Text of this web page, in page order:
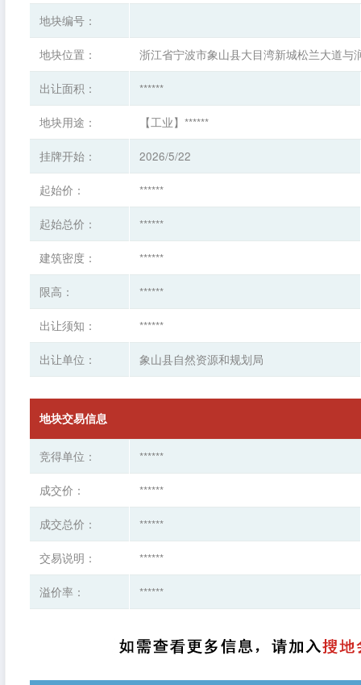
地块编号：
地块位置： 浙江省宁波市象山县大目湾新城松兰大道与
出让面积： ******
地块用途： 【工业】******
挂牌开始： 2026/5/22
起始价： ******
起始总价： ******
建筑密度： ******
限高： ******
出让须知： ******
出让单位： 象山县自然资源和规划局
地块交易信息
竞得单位： ******
成交价： ******
成交总价： ******
交易说明： ******
溢价率： ******